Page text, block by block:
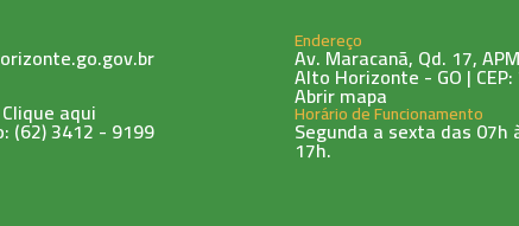
aqui
(62) 3412 - 9199
Endereço
Av. Maracanã, Qd. 17,
Alto Horizonte - GO |
Abrir mapa
Horário de Funcionamento
Segunda a sexta das 07h
17h.